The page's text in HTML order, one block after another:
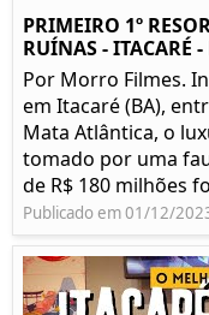
PRIMEIRO 1º
RUÍNAS - ITACARÉ
Por Morro Filmes.
em Itacaré (BA),
Mata Atlântica, o
tomado por uma
de R$ 180 milhões
Publicado em 01/12/